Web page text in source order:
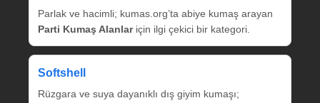
Parlak ve hacimli; kumas.org’ta abiye kumaş arayan
Parti Kumaş Alanlariçin ilgi çekici bir kategori.
Softshell
Rüzgara ve suya dayanıklı dış giyim kumaşı;